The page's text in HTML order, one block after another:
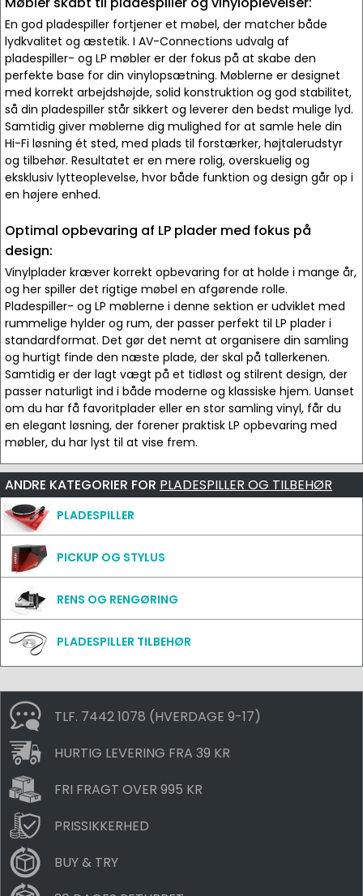
En god pladespiller fortjener et møbel, der matcher både
lydkvalitet og æstetik. I AV-Connections udvalg af
pladespiller- og LP møbler er der fokus på at skabe den
perfekte base for din vinylopsætning. Møblerne er designet
med korrekt arbejdshøjde, solid konstruktion og god stabilitet,
så din pladespiller står sikkert og leverer den bedst mulige lyd.
Samtidig giver møblerne dig mulighed for at samle hele din
Hi-Fi løsning ét sted, med plads til forstærker, højtalerudstyr
og tilbehør. Resultatet er en mere rolig, overskuelig og
eksklusiv lytteoplevelse, hvor både funktion og design går op i
en højere enhed.
Optimal opbevaring af LP plader med fokus på
design:
Vinylplader kræver korrekt opbevaring for at holde i mange år,
og her spiller det rigtige møbel en afgørende rolle.
Pladespiller- og LP møblerne i denne sektion er udviklet med
rummelige hylder og rum, der passer perfekt til LP plader i
standardformat. Det gør det nemt at organisere din samling
og hurtigt finde den næste plade, der skal på tallerkenen.
Samtidig er der lagt vægt på et tidløst og stilrent design, der
passer naturligt ind i både moderne og klassiske hjem. Uanset
om du har få favoritplader eller en stor samling vinyl, får du
en elegant løsning, der forener praktisk LP opbevaring med
møbler, du har lyst til at vise frem.
ANDRE KATEGORIER FOR PLADESPILLER OG TILBEHØR
PLADESPILLER
PICKUP OG STYLUS
RENS OG RENGØRING
PLADESPILLER TILBEHØR
TLF. 7442 1078 (HVERDAGE 9-17)
HURTIG LEVERING FRA 39 KR
FRI FRAGT OVER 995 KR
PRISSIKKERHED
BUY & TRY